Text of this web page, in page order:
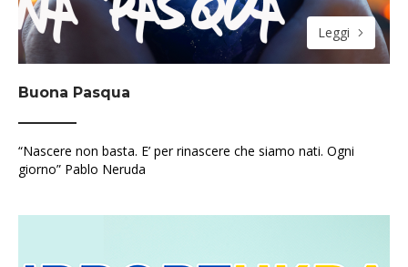
Leggi
Buona Pasqua
“Nascere non basta. E’ per rinascere che siamo nati. Ogni
giorno” Pablo Neruda